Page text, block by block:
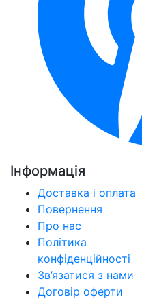
Інформація
Доставка і оплата
Повернення
Про нас
Політика
конфіденційності
Зв’язатися з нами
Договір оферти